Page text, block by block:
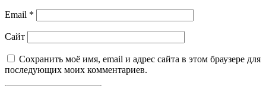
Email *
Сайт
Сохранить моё имя, email и адрес сайта в этом браузере для
последующих моих комментариев.